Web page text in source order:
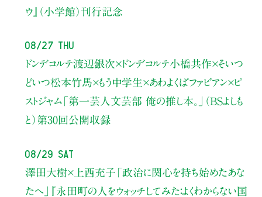
ウ』（小学館）刊行記念
08/27 Thu
ドンデコルテ渡辺銀次×ドンデコルテ小橋共作×そいつ
どいつ松本竹馬×もう中学生×あわよくばファビアン×ピ
ストジャム「第一芸人文芸部 俺の推し本。」（BSよしも
と） 第30回公開収録
08/29 Sat
澤田大樹×上西充子 「政治に関心を持ち始めたあな
たへ」
『永田町の人をウォッチしてみた：よくわからない国